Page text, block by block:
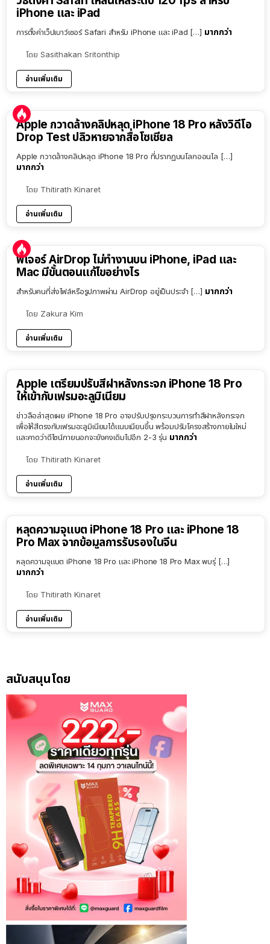
iPhone และ iPad
การตั้งค่าเว็ปเบาว์เซอร์ Safari สำหรับ iPhone และ iPad […] มากกว่า
โดย Sasithakan Sritonthip
อ่านเพิ่มเติม
Apple กวาดล้างคลิปหลุด iPhone 18 Pro หลังวิดีโอ
Drop Test ปลิวหายจากสื่อโซเชียล
Apple กวาดล้างคลิปหลุด iPhone 18 Pro ที่ปรากฏบนโลกออนไล […]
มากกว่า
โดย Thitirath Kinaret
อ่านเพิ่มเติม
ฟีเจอร์ AirDrop ไม่ทำงานบน iPhone, iPad และ
Mac มีขั้นตอนแก้ไขอย่างไร
สำหรับคนที่ส่งไฟล์หรือรูปภาพผ่าน AirDrop อยู่เป็นประจำ […] มากกว่า
โดย Zakura Kim
อ่านเพิ่มเติม
Apple เตรียมปรับสีฝาหลังกระจก iPhone 18 Pro
ให้เข้ากับเฟรมอะลูมิเนียม
ข่าวลือล่าสุดเผย iPhone 18 Pro อาจปรับปรุงกระบวนการทำสีฝาหลังกระจก
เพื่อให้สีตรงกับเฟรมอะลูมิเนียมได้แนบเนียนขึ้น พร้อมปรับโครงสร้างภายในใหม่
และคาดว่าดีไซน์ภายนอกจะยังคงเดิมไปอีก 2-3 รุ่น มากกว่า
โดย Thitirath Kinaret
อ่านเพิ่มเติม
หลุดความจุแบต iPhone 18 Pro และ iPhone 18
Pro Max จากข้อมูลการรับรองในจีน
หลุดความจุแบต iPhone 18 Pro และ iPhone 18 Pro Max พบรุ่ […]
มากกว่า
โดย Thitirath Kinaret
อ่านเพิ่มเติม
สนับสนุนโดย